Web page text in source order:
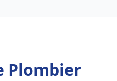
Plombier